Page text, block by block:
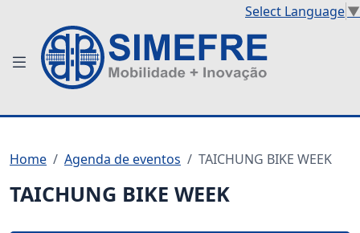
Select Language▼
Home Agenda de eventos TAICHUNG BIKE WEEK
TAICHUNG BIKE WEEK